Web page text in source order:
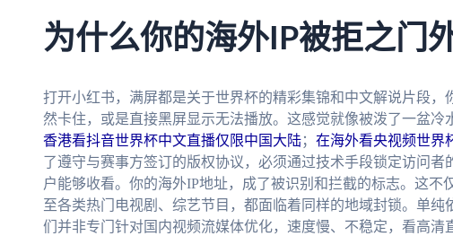
为什么你的海外IP被拒之门
打开小红书，满屏都是关于世界杯的精彩集锦和中文解说片段，
然卡住，或是直接黑屏显示无法播放。这感觉就像被泼了一盆冷
香港看抖音世界杯中文直播仅限中国大陆； 在海外看央视频世界
了遵守与赛事方签订的版权协议，必须通过技术手段锁定访问
户能够收看。你的海外IP地址，成了被识别和拦截的标志。这
至各类热门电视剧、综艺节目，都面临着同样的地域封锁。单
们并非专门针对国内视频流媒体优化，速度慢、不稳定，看高清